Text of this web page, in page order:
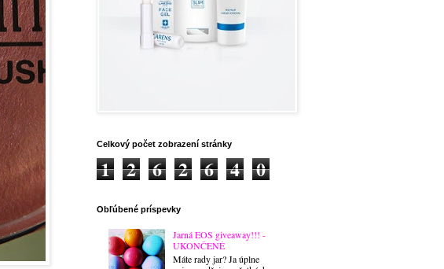
Celkový počet zobrazení stránky
1 2 6 2 6 4 0
Obľúbené príspevky
Jarná EOS giveaway!!! -
UKONČENÉ
Máte rady jar? Ja úplne